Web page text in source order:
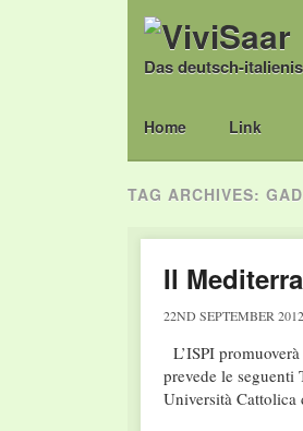
Das deutsch-
Main menu
Skip
Home Link
TAG ARCHIVES:
Il
22ND SEPTEMBER 2012
L’ISPI
prevede le seguenti
Università